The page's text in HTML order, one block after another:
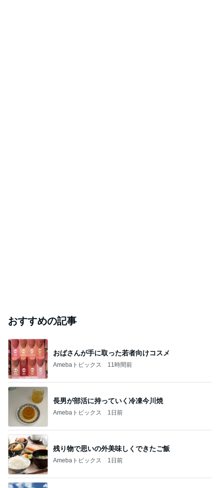
おすすめの記事
おばさんが手に取った若者向けコスメ
Amebaトピックス 11時間前
長男が部活に持っていく冷凍今川焼
Amebaトピックス 1日前
残り物で思いの外美味しくできたご飯
Amebaトピックス 1日前